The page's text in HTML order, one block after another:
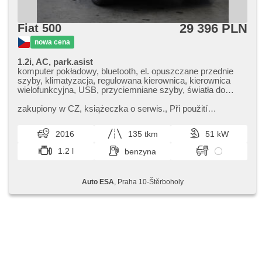
Fiat 500
nowa cena
29 396 PLN
1.2i, AC, park.asist
komputer pokładowy, bluetooth, el. opuszczane przednie
szyby, klimatyzacja, regulowana kierownica, kierownica
wielofunkcyjna, USB, przyciemniane szyby, światła do
el. lusterka, wspomaganie układu kierowniczego,
halogeny, czujnik ciśnienia opon, ABS, przeciwpoślizgowy
system kół (ASR), parkovací senzory zadní, immobilizer, 6x
poduszka powietrzna
zakupiony w CZ,​ książeczka o serwis.,​ Při použití
denně (včetně víkendů...
2016 135 tkm
51 kW
1.2 l
benzyna
Auto ESA , Praha 10-Štěrboholy